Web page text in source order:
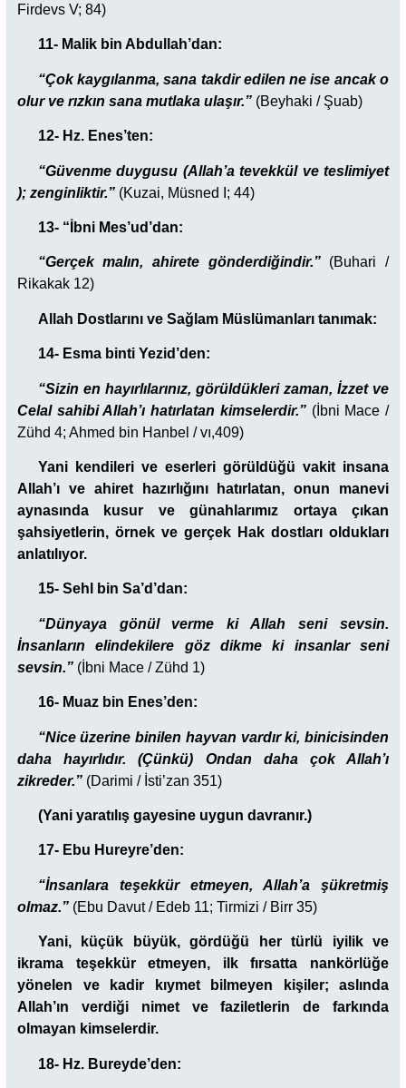
Firdevs V; 84)
11- Malik bin Abdullah’dan:
“Çok kaygılanma, sana takdir edilen ne ise ancak o
olur ve rızkın sana mutlaka ulaşır.” (Beyhaki / Şuab)
12- Hz. Enes’ten:
“Güvenme duygusu (Allah’a tevekkül ve teslimiyet
); zenginliktir.” (Kuzai, Müsned I; 44)
13- “İbni Mes’ud’dan:
“Gerçek malın, ahirete gönderdiğindir.” (Buhari /
Rikakak 12)
Allah Dostlarını ve Sağlam Müslümanları tanımak:
14- Esma binti Yezid’den:
“Sizin en hayırlılarınız, görüldükleri zaman, İzzet ve
Celal sahibi Allah’ı hatırlatan kimselerdir.”(İbni Mace /
Zühd 4; Ahmed bin Hanbel / vı,409)
Yani kendileri ve eserleri görüldüğü vakit insana
Allah’ı ve ahiret hazırlığını hatırlatan, onun manevi
aynasında kusur ve günahlarımız ortaya çıkan
şahsiyetlerin, örnek ve gerçek Hak dostları oldukları
anlatılıyor.
15- Sehl bin Sa’d’dan:
“Dünyaya gönül verme ki Allah seni sevsin.
İnsanların elindekilere göz dikme ki insanlar seni
sevsin.” (İbni Mace / Zühd 1)
16- Muaz bin Enes’den:
“Nice üzerine binilen hayvan vardır ki, binicisinden
daha hayırlıdır. (Çünkü) Ondan daha çok Allah’ı
zikreder.” (Darimi / İsti’zan 351)
(Yani yaratılış gayesine uygun davranır.)
17- Ebu Hureyre’den:
“İnsanlara teşekkür etmeyen, Allah’a şükretmiş
olmaz.” (Ebu Davut / Edeb 11; Tirmizi / Birr 35)
Yani, küçük büyük, gördüğü her türlü iyilik ve
ikrama teşekkür etmeyen, ilk fırsatta nankörlüğe
yönelen ve kadir kıymet bilmeyen kişiler; aslında
Allah’ın verdiği nimet ve faziletlerin de farkında
olmayan kimselerdir.
18- Hz. Bureyde’den: